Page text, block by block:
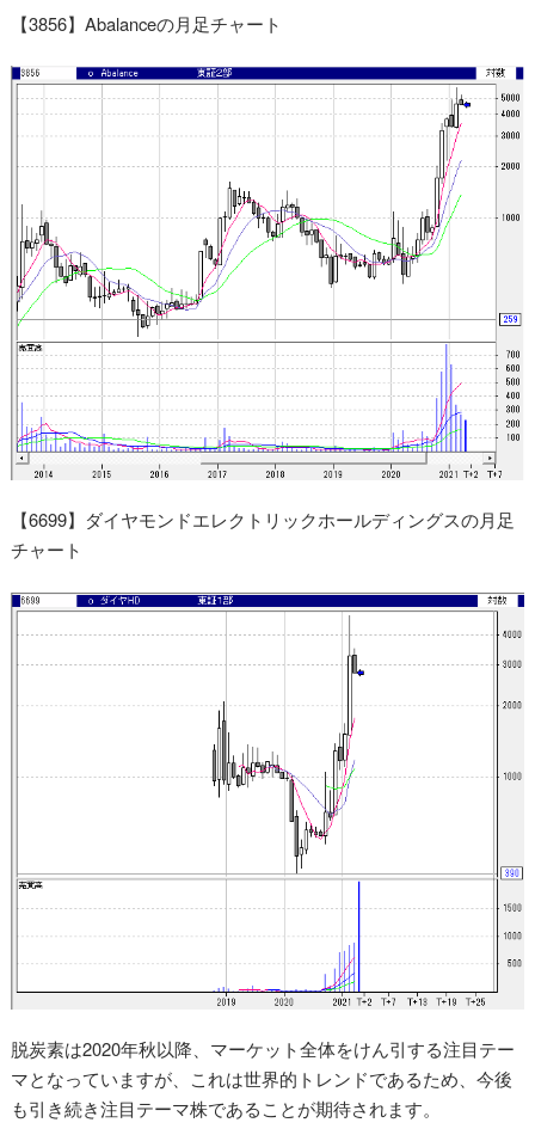
【3856】Abalanceの月足チャート
【6699】ダイヤモンドエレクトリックホールディングスの月足
チャート
脱炭素は2020年秋以降、マーケット全体をけん引する注目テー
マとなっていますが、これは世界的トレンドであるため、今後
も引き続き注目テーマ株であることが期待されます。